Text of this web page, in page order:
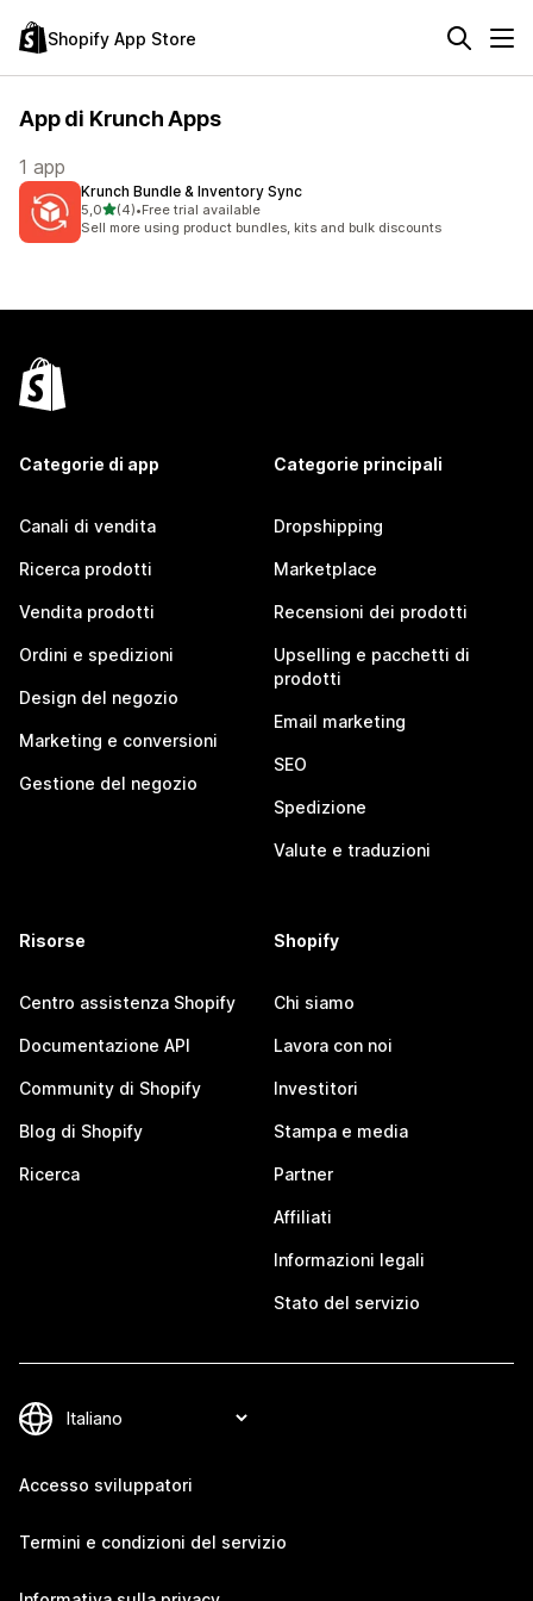
Shopify App Store
App di Krunch Apps
1 app
Krunch Bundle & Inventory Sync
5,0stelle su 5
(4)
4 recensioni totali
•Free trial available
Sell more using product bundles, kits and bulk discounts
Categorie di app
Canali di vendita
Ricerca prodotti
Vendita prodotti
Ordini e spedizioni
Design del negozio
Marketing e conversioni
Gestione del negozio
Categorie principali
Dropshipping
Marketplace
Recensioni dei prodotti
Upselling e pacchetti di
prodotti
Email marketing
SEO
Spedizione
Valute e traduzioni
Risorse
Centro assistenza Shopify
Documentazione API
Community di Shopify
Blog di Shopify
Ricerca
Shopify
Chi siamo
Lavora con noi
Investitori
Stampa e media
Partner
Affiliati
Informazioni legali
Stato del servizio
Accesso sviluppatori
Termini e condizioni del servizio